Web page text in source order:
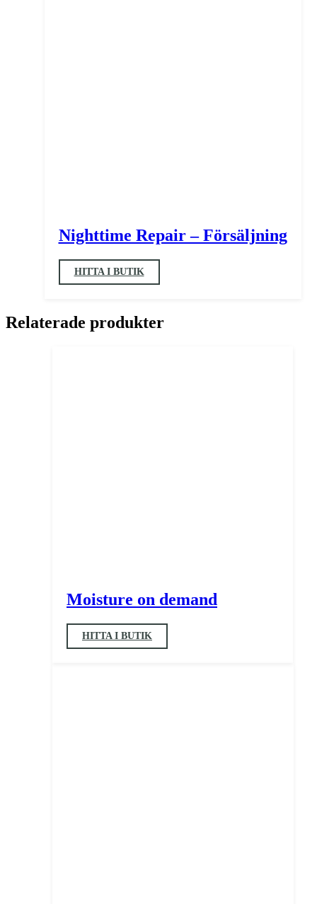
Nighttime Repair – Försäljning
HITTA I BUTIK
Relaterade produkter
Moisture on demand
HITTA I BUTIK